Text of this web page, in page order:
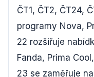
ČT1, ČT2, ČT24,
programy Nova,
22 rozšiřuje
Fanda, Prima
23 se zaměřuje na